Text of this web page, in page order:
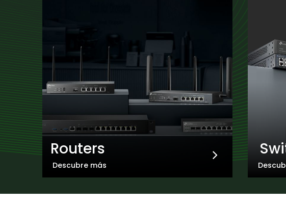
Routers
Descubre más